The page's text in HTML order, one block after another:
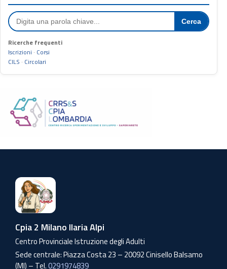
Cerca
Ricerche frequenti
Iscrizioni · Corsi
CILS · Circolari
Cpia 2 Milano Ilaria Alpi
Centro Provinciale Istruzione degli Adulti
Sede centrale: Piazza Costa 23 – 20092 Cinisello Balsamo
(MI) – Tel.0291974839